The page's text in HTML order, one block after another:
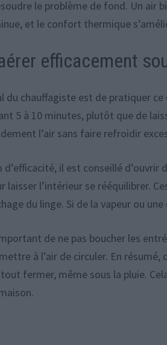
le problème de fond. Un air
et le confort thermique
efficacement
du chauffagiste est de pratiquer
5 à 10 minutes, plutôt que de
l’air sans faire refroidir
d’efficacité, il est conseillé
l’intérieur se rééquilibrer.
du linge. Si de la vapeur ou
de ne pas boucher les
à l’air de circuler. En
fermer, même sous la pluie.